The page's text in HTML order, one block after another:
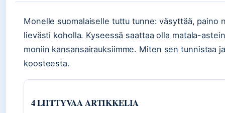
Monelle suomalaiselle tuttu tunne: väsyttää, paino
lievästi koholla. Kyseessä saattaa olla matala-
moniin kansansairauksiimme. Miten sen tunnistaa
koosteesta.
4 LIITTYVAA ARTIKKELIA